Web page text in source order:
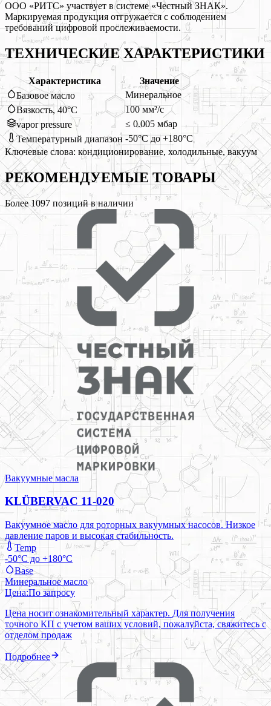
ООО «РИТС» участвует в системе «Честный ЗНАК».
Маркируемая продукция отгружается с соблюдением
требований цифровой прослеживаемости.
ТЕХНИЧЕСКИЕ ХАРАКТЕРИСТИКИ
Характеристика
Значение
Базовое масло
Минеральное
Вязкость, 40°C
100 мм²/с
vapor pressure
≤ 0.005 мбар
Температурный диапазон -50°C до +180°C
Ключевые слова: кондиционирование, холодильные, вакуум
РЕКОМЕНДУЕМЫЕ ТОВАРЫ
Более1097 позиций в наличии
Вакуумные масла
KLÜBERVAC 11-020
Вакуумное масло для роторных вакуумных насосов. Низкое
давление паров и высокая стабильность.
Temp
-50°C до +180°C
Base
Минеральное масло
Цена:По запросу
Цена носит ознакомительный характер. Для получения
точного КП с учетом ваших условий, пожалуйста, свяжитесь с
отделом продаж
Подробнее